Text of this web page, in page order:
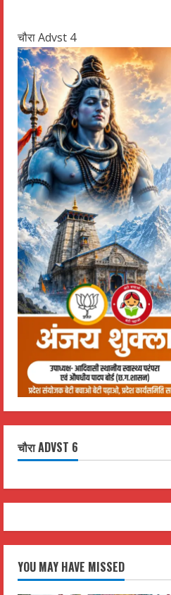
चौरा Advst 4
चौरा ADVST 6
YOU MAY HAVE MISSED